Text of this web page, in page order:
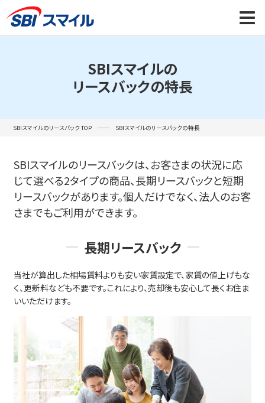
SBIスマイルの
リースバックの特長
SBIスマイルのリースバック TOP SBIスマイルのリースバックの特長
SBIスマイルのリースバックは、お客さまの状況に応
じて選べる2タイプの商品、長期リースバックと短期
リースバックがあります。個人だけでなく、法人のお客
さまでもご利用ができます。
長期リースバック
当社が算出した相場賃料よりも安い家賃設定で、家賃の値上げもな
く、更新料なども不要です。これにより、売却後も安心して長くお住ま
いいただけます。